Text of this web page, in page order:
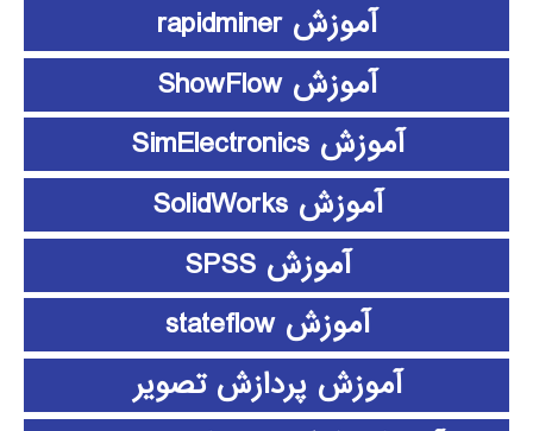
آموزش rapidminer
آموزش ShowFlow
آموزش SimElectronics
آموزش SolidWorks
آموزش SPSS
آموزش stateflow
آموزش پردازش تصویر